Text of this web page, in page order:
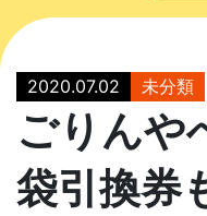
2020.07.02 未分類
ごりんや
袋引換券